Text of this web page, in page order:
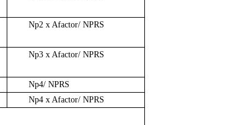
Np2 x Afactor/ NPRS
Np3 x Afactor/ NPRS
Np4/ NPRS
Np4 x Afactor/ NPRS